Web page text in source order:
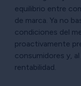
equilibrio entre
de marca. Ya no
condiciones del
proactivamente
consumidores y,
rentabilidad.